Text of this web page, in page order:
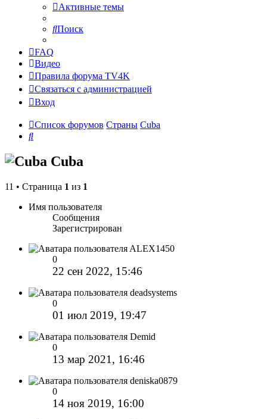
Активные темы
Поиск
FAQ
Видео
Правила форума TV4K
Связаться с администрацией
Вход
Список форумов Страны Cuba
Поиск
Cuba
11 • Страница 1 из 1
Имя пользователя
Сообщения
Зарегистрирован
ALEX1450
0
22 сен 2022, 15:46
deadsystems
0
01 июл 2019, 19:47
Demid
0
13 мар 2021, 16:46
deniska0879
0
14 ноя 2019, 16:00